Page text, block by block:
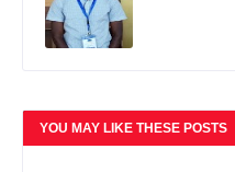
YOU MAY LIKE THESE POSTS